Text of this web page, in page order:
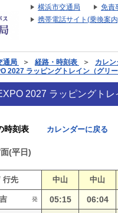
横浜市交通局 免責
携帯電話サイト(乗換案
通局 ＞ 経路・時刻表 ＞ カレン
2027 ラッピングトレイン（グリ
2027 ラッピングト
時刻表 カレンダーに戻る
(平日)
行先 中山 中山
発 05:15 06:04